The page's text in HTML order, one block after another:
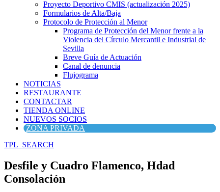
Proyecto Deportivo CMIS (actualización 2025)
Formularios de Alta/Baja
Protocolo de Protección al Menor
Programa de Protección del Menor frente a la
Violencia del Círculo Mercantil e Industrial de
Sevilla
Breve Guía de Actuación
Canal de denuncia
Flujograma
NOTICIAS
RESTAURANTE
CONTACTAR
TIENDA ONLINE
NUEVOS SOCIOS
ZONA PRIVADA
TPL_SEARCH
Desfile y Cuadro Flamenco, Hdad
Consolación